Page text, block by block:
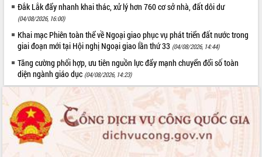
Đắk Lắk đẩy nhanh khai thác, xử lý hơn 760 cơ sở nhà, đất dôi dư
(04/08/2026, 16:00)
Khai mạc Phiên toàn thể về Ngoại giao phục vụ phát triển đất nước trong
giai đoạn mới tại Hội nghị Ngoại giao lần thứ 33 (04/08/2026, 14:44)
Tăng cường phối hợp, ưu tiên nguồn lực đẩy mạnh chuyển đổi số toàn
diện ngành giáo dục (04/08/2026, 14:23)